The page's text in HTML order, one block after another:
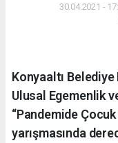
30.04.2021 -
Konyaaltı Belediye
Ulusal Egemenlik
“Pandemide
yarışmasında